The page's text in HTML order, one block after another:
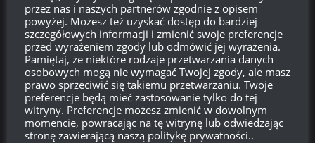
{} [+]
Ta strona używa Akismet do redukcji spamu.Dowiedz się,
w jaki sposób przetwarzane są dane Twoich komentarzy.
przez nas i naszych partnerów zgodnie z opisem
powyżej. Możesz też uzyskać dostęp do bardziej
szczegółowych informacji i zmienić swoje preferencje
przed wyrażeniem zgody lub odmówić jej wyrażenia.
Pamiętaj, że niektóre rodzaje przetwarzania danych
osobowych mogą nie wymagać Twojej zgody, ale masz
prawo sprzeciwić się takiemu przetwarzaniu. Twoje
preferencje będą mieć zastosowanie tylko do tej
witryny. Preferencje możesz zmienić w dowolnym
momencie, powracając na tę witrynę lub odwiedzając
stronę zawierającą naszą politykę prywatności..